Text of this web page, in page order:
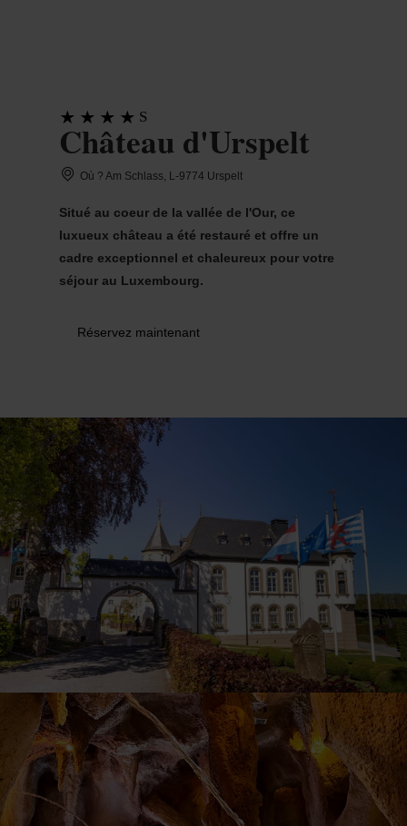
S
Château d'Urspelt
Où ? Am Schlass, L-9774 Urspelt
Situé au coeur de la vallée de l'Our, ce
luxueux château a été restauré et offre un
cadre exceptionnel et chaleureux pour votre
séjour au Luxembourg.
Réservez maintenant